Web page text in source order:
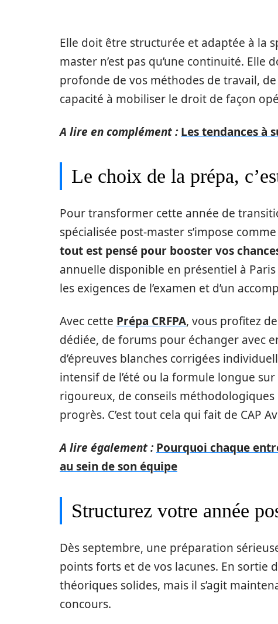
Elle doit être structurée et adaptée à la
master n’est pas qu’une continuité.
profonde de vos méthodes de travail,
capacité à mobiliser le droit de façon
A lire en complément : Les tendances à
Le choix de la prépa,
Pour transformer cette année de
spécialisée post-master s’impose
tout est pensé pour booster vos
annuelle disponible en présentiel à
les exigences de l’examen et d’un
Avec cette Prépa CRFPA, vous profitez
dédiée, de forums pour échanger avec
d’épreuves blanches corrigées
intensif de l’été ou la formule longue sur
rigoureux, de conseils
progrès. C’est tout cela qui fait de CAP
A lire également : Pourquoi chaque
au sein de son équipe
Structurez votre année
Dès septembre, une préparation
points forts et de vos lacunes. En sortie
théoriques solides, mais il s’agit
concours.